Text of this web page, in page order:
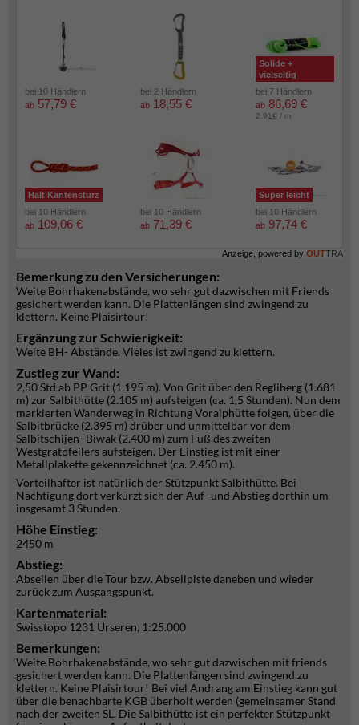
bei 10 Händlern
ab 57,79 €
bei 2 Händlern
ab 18,55 €
Solide +
vielseitig
bei 7 Händlern
ab 86,69 €
2.91€ / m
Hält Kantensturz
bei 10 Händlern
ab 109,06 €
bei 10 Händlern
ab 71,39 €
Super leicht
bei 10 Händlern
ab 97,74 €
Anzeige, powered by OUTTRA
Bemerkung zu den Versicherungen:
Weite Bohrhakenabstände, wo sehr gut dazwischen mit Friends
gesichert werden kann. Die Plattenlängen sind zwingend zu
klettern. Keine Plaisirtour!
Ergänzung zur Schwierigkeit:
Weite BH- Abstände. Vieles ist zwingend zu klettern.
Zustieg zur Wand:
2,50 Std ab PP Grit (1.195 m). Von Grit über den Regliberg (1.681
m) zur Salbithütte (2.105 m) aufsteigen (ca. 1,5 Stunden). Nun dem
markierten Wanderweg in Richtung Voralphütte folgen, über die
Salbitbrücke (2.395 m) drüber und unmittelbar vor dem
Salbitschijen- Biwak (2.400 m) zum Fuß des zweiten
Westgratpfeilers aufsteigen. Der Einstieg ist mit einer
Metallplakette gekennzeichnet (ca. 2.450 m).
Vorteilhafter ist natürlich der Stützpunkt Salbithütte. Bei
Nächtigung dort verkürzt sich der Auf- und Abstieg dorthin um
insgesamt 3 Stunden.
Höhe Einstieg:
2450 m
Abstieg:
Abseilen über die Tour bzw. Abseilpiste daneben und wieder
zurück zum Ausgangspunkt.
Kartenmaterial:
Swisstopo 1231 Urseren, 1:25.000
Bemerkungen:
Weite Bohrhakenabstände, wo sehr gut dazwischen mit friends
gesichert werden kann. Die Plattenlängen sind zwingend zu
klettern. Keine Plaisirtour! Bei viel Andrang am Einstieg kann gut
über die benachbarte KGB überholt werden (gemeinsamer Stand
nach der zweiten SL. Die Salbithütte ist ein perfekter Stützpunkt